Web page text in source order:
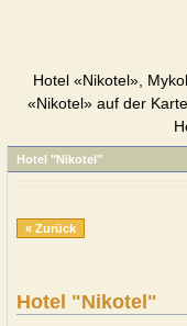
Hotel «Nikotel»,
«Nikotel» auf der
Hotel "Nikotel"
« Zurück
Hotel "Nikotel"